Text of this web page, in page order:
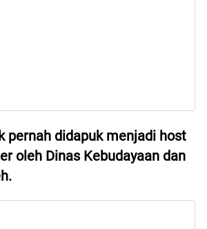
pernah didapuk menjadi host
oleh Dinas Kebudayaan dan